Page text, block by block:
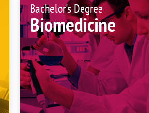
Bachelor's Degree
Biomedicine